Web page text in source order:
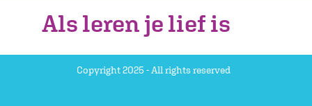
Als leren je lief is
Copyright 2025 - All rights reserved